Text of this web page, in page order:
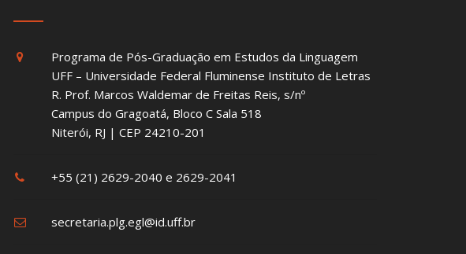
Programa de Pós-Graduação em Estudos da Linguagem
UFF – Universidade Federal Fluminense Instituto de Letras
R. Prof. Marcos Waldemar de Freitas Reis, s/nº
Campus do Gragoatá, Bloco C Sala 518
Niterói, RJ | CEP 24210-201
+55 (21) 2629-2040 e 2629-2041
secretaria.plg.egl@id.uff.br